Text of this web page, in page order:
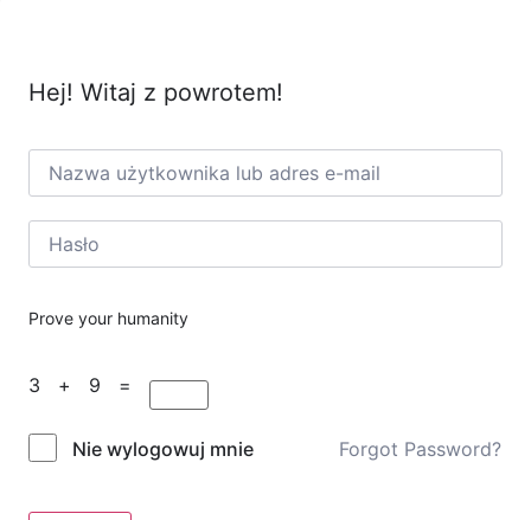
Hej! Witaj z powrotem!
Prove your humanity
3 + 9 =
Nie wylogowuj mnie Forgot Password?